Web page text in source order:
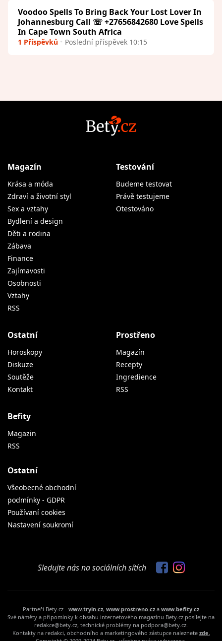
Voodoo Spells To Bring Back Your Lost Lover In
Johannesburg Call ☏ +27656842680 Love Spells
In Cape Town South Africa
1 Příspěvků Poslední příspěvek 10:15
Magazín
Krása a móda
Zdraví a životní styl
Sex a vztahy
Bydlení a design
Děti a rodina
Zábava
Finance
Zajímavosti
Osobnosti
Vztahy
RSS
Testování
Budeme testovat
Právě testujeme
Otestováno
Ostatní
Horoskopy
Diskuze
Soutěže
Kontakt
Prostřeno
Magazín
Recepty
Ingredience
RSS
Befity
Magazin
RSS
Ostatní
Všeobecné obchodní
podmínky - GDPR
Používaní cookies
Nastavení soukromí
Sledujte nás na sociálních sítích
Partneři Bety.cz - www.tryin.cz, www.prostreno.cz a www.befity.cz
Své náměty a připomínky k obsahu internetového magazínu Bety.cz posílejte na
redakce@bety.cz, technické problémy na podpora@bety.cz.
Kontakty na redakci, obchodního a marketingového zástupce naleznete zde.